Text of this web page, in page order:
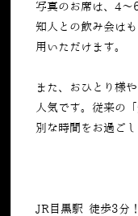
写真のお席は、4～
知人との飲み会は
用いただけます。
また、おひとり様
人気です。従来の
別な時間をお過ごし
JR目黒駅 徒歩3分